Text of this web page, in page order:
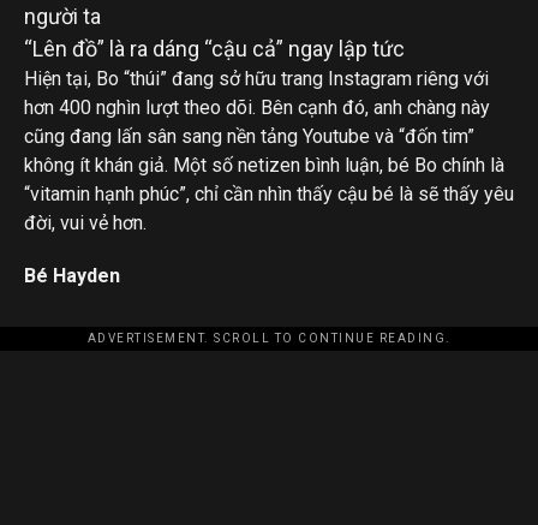
“Lên đồ” là ra dáng “cậu cả” ngay lập tức
Hiện tại, Bo “thúi” đang sở hữu trang Instagram riêng với
hơn 400 nghìn lượt theo dõi. Bên cạnh đó, anh chàng này
cũng đang lấn sân sang nền tảng Youtube và “đốn tim”
không ít khán giả. Một số netizen bình luận, bé Bo chính là
“vitamin hạnh phúc”, chỉ cần nhìn thấy cậu bé là sẽ thấy yêu
đời, vui vẻ hơn.
Bé Hayden
ADVERTISEMENT. SCROLL TO CONTINUE READING.